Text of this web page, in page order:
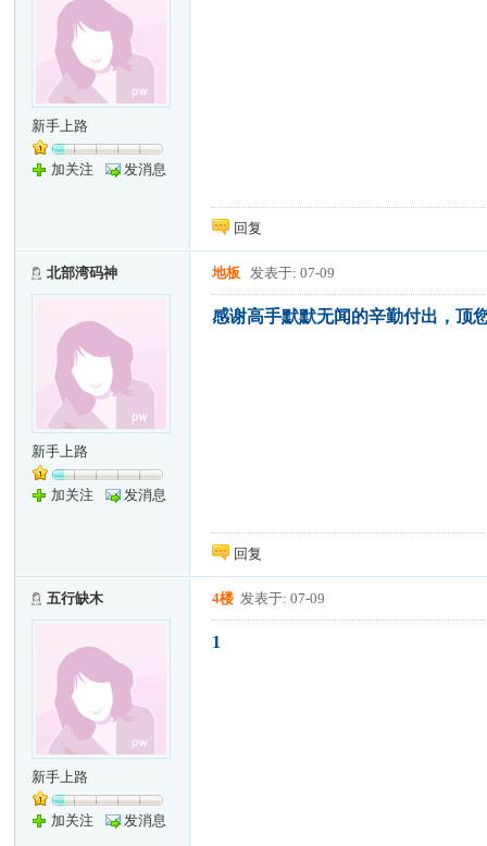
新手上路
加关注 发消息
回复
北部湾码神
新手上路
加关注 发消息
地板 发表于: 07-09
感谢高手默默无闻的辛勤付出，顶
回复
五行缺木
新手上路
加关注 发消息
4楼 发表于: 07-09
1